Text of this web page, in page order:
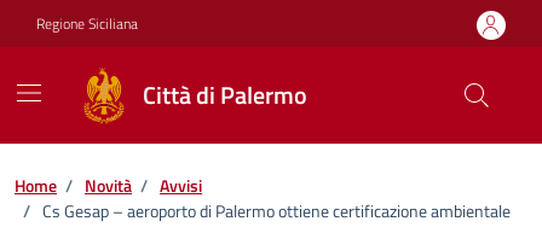
Vai ai contenuti
Vai al footer
Regione Siciliana
Città di Palermo
Home / Novità / Avvisi
/ Cs Gesap – aeroporto di Palermo ottiene certificazione ambientale